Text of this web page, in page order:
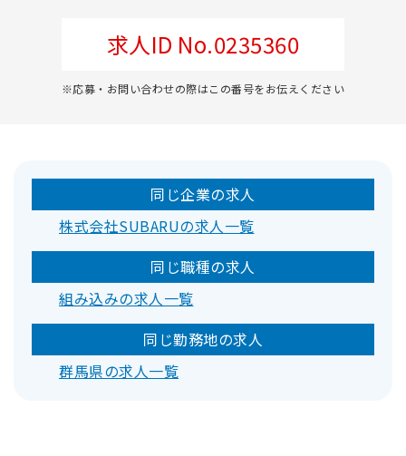
求人ID No.0235360
※応募・お問い合わせの際はこの番号をお伝えください
同じ企業の求人
株式会社SUBARUの求人一覧
同じ職種の求人
組み込みの求人一覧
同じ勤務地の求人
群馬県の求人一覧